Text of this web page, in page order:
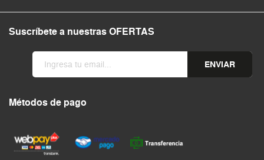
Suscríbete a nuestras OFERTAS
ENVIAR
Métodos de pago